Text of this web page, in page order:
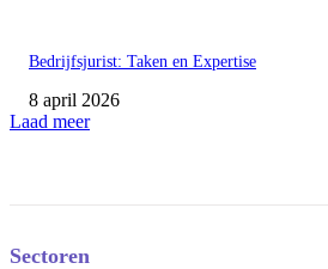
Bedrijfsjurist: Taken en Expertise
8 april 2026
Laad meer
Sectoren